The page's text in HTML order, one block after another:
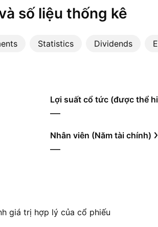
số liệu thống kê
Statistics Dividends
Lợi suất cổ tức (được thể
—
Nhân viên (Năm tài chính)
—
giá trị hợp lý của cổ phiếu